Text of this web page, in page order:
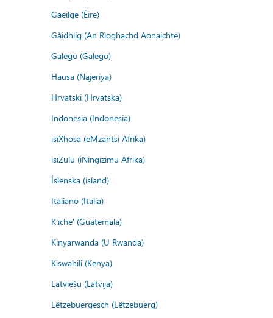
Gaeilge (Éire)
Gàidhlig (An Rìoghachd Aonaichte)
Galego (Galego)
Hausa (Najeriya)
Hrvatski (Hrvatska)
Indonesia (Indonesia)
isiXhosa (eMzantsi Afrika)
isiZulu (iNingizimu Afrika)
Íslenska (ísland)
Italiano (Italia)
K'iche' (Guatemala)
Kinyarwanda (U Rwanda)
Kiswahili (Kenya)
Latviešu (Latvija)
Lëtzebuergesch (Lëtzebuerg)